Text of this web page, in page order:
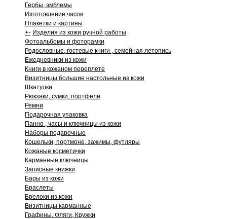
Гербы, эмблемы
Изготовление часов
Плакетки и картины
+- Изделия из кожи ручной работы
Фотоальбомы и фоторамки
Родословные, гостевые книги , семейная летопись
Ежедневники из кожи
Книги в кожаном переплёте
Визитницы большие настольные из кожи
Шкатулки
Рюкзаки, сумки, портфели
Ремни
Подарочная упаковка
Панно , часы и ключницы из кожи
Наборы подарочные
Кошельки, портмоне, зажимы, футляры
Кожаные косметички
Карманные ключницы
Записные книжки
Бары из кожи
Браслеты
Брелоки из кожи
Визитницы карманные
Графины, Фляги, Кружки